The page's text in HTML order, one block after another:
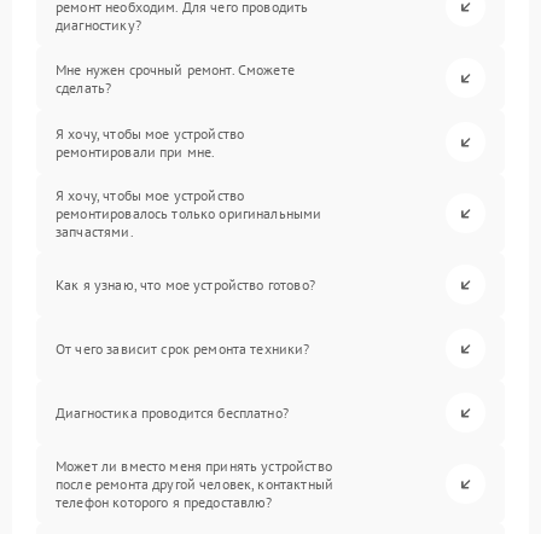
ремонт необходим. Для чего проводить
диагностику?
Мне нужен срочный ремонт. Сможете
сделать?
Я хочу, чтобы мое устройство
ремонтировали при мне.
Я хочу, чтобы мое устройство
ремонтировалось только оригинальными
запчастями.
Как я узнаю, что мое устройство готово?
От чего зависит срок ремонта техники?
Диагностика проводится бесплатно?
Может ли вместо меня принять устройство
после ремонта другой человек, контактный
телефон которого я предоставлю?